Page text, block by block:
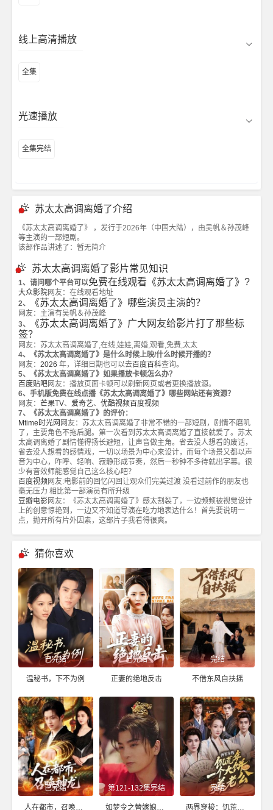
线上高清播放
全集
光速播放
全集完结
苏太太高调离婚了介绍
《苏太太高调离婚了》 ，发行于2026年（中国大陆），由吴帆＆孙茂峰
等主演的一部短剧。
该部作品讲述了：暂无简介
苏太太高调离婚了影片常见知识
1、请问哪个平台可以免费在线观看《苏太太高调离婚了》?
大众影院网友：在线观看地址
2、
《苏太太高调离婚了》哪些演员主演的？
网友：主演有吴帆＆孙茂峰
3、
《苏太太高调离婚了》广大网友给影片打了那些标
签？
网友：苏太太高调离婚了,在线,娃娃,离婚,观看,免费,太太
4、《苏太太高调离婚了》是什么时候上映/什么时候开播的？
网友： 2026 年，详细日期也可以去百度百科查询。
5、《苏太太高调离婚了》如果播放卡顿怎么办？
百度贴吧网友：播放页面卡顿可以刷新网页或者更换播放源。
6、手机版免费在线点播《苏太太高调离婚了》哪些网站还有资源？
网友： 芒果TV、 爱奇艺、 优酷视频 百度视频
7、《苏太太高调离婚了》的评价：
Mtime时光网 网友：苏太太高调离婚了非常不错的一部短剧，剧情不磨叽
了，主要角色不拖后腿。第一次看到苏太太高调离婚了直接就爱了。苏太
太高调离婚了剧情懂得扬长避短，让声音做主角。省去没人想看的废话，
省去没人想看的感情戏，一切以场景为中心来设计，而每个场景又都以声
音为中心，咋呼、轻响、寂静形成节奏，然后一秒钟不多待就出字幕。很
少有音效师能感觉自己这么核心吧？
百度视频 网友:电影前的回忆闪回让观众们完美过渡 没看过前作的朋友也
毫无压力 相比第一部演员有所升级
豆瓣电影网友：《苏太太高调离婚了》感太割裂了，一边频频被视觉设计
上的创意惊艳到，一边又不知道导演在吃力地表达什么！首先要说明一
点，抛开所有片外因素，这部片子我看得很爽。
猜你喜欢
已完结
温秘书，下不为例
已完结
正妻的绝地反击
完结
不借东风自扶摇
已完结
人在都市，召唤神龙
第121-132集完结
如梦令之替嫁娘子是高手
完结
两界穿梭：饥荒年，一个大饼养老公